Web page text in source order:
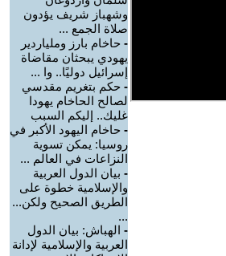
وشهباز شريف يؤدون
صلاة الجمع ...
- حاخام بارز وملياردير
يهودي يبحثان مقاضاة
إسرائيل دوليًا.. وا ...
- حكم بتغريم مقدسي
لصالح الحاخام يهودا
غليك.. إليكم السبب
- حاخام اليهود الأكبر في
روسيا: يمكن تسوية
النزاعات في العالم ...
- بيان الدول العربية
والإسلامية خطوة على
الطريق الصحيح ولكن...
...
- الهباش: بيان الدول
العربية والإسلامية لإدانة